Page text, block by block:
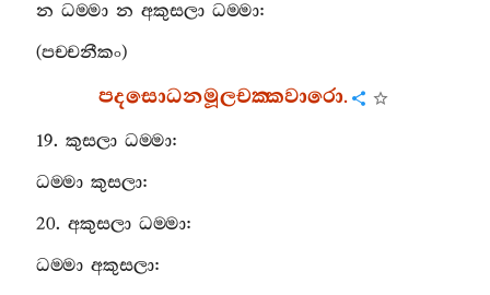
න ධම‍්මා න අකුසලා ධම‍්මා:
(පච‍්චනීකං)
පදසොධනමූලචක‍්කවාරො.
19. කුසලා ධම‍්මා:
ධම‍්මා කුසලා:
20. අකුසලා ධම‍්මා:
ධම‍්මා අකුසලා: